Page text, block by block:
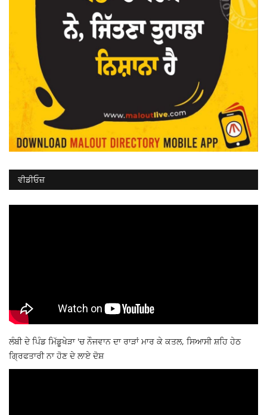
ਵੀਡੀਓਜ਼
ਲੰਬੀ ਦੇ ਪਿੰਡ ਮਿੱਡੂਖੇੜਾ 'ਚ ਨੌਜਵਾਨ ਦਾ ਰਾੜਾਂ ਮਾਰ ਕੇ ਕਤਲ, ਸਿਆਸੀ ਸ਼ਹਿ ਹੇਠ
ਗ੍ਰਿਫਤਾਰੀ ਨਾ ਹੋਣ ਦੇ ਲਾਏ ਦੋਸ਼